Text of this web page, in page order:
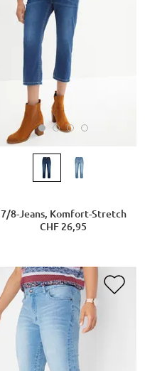
7/8-Jeans, Komfort-Stretch
CHF 26,95